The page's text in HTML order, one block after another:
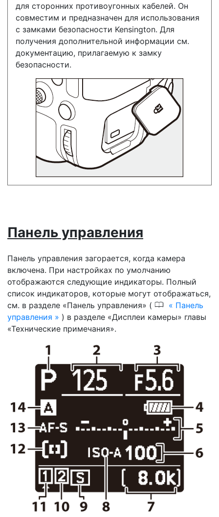
для сторонних противоугонных кабелей. Он
совместим и предназначен для использования
с замками безопасности Kensington. Для
получения дополнительной информации см.
документацию, прилагаемую к замку
безопасности.
Панель управления
Панель управления загорается, когда камера
включена. При настройках по умолчанию
отображаются следующие индикаторы. Полный
список индикаторов, которые могут отображаться,
см. в разделе «Панель управления» ( 0
Панель
управления
) в разделе «Дисплеи камеры» главы
«Технические примечания».